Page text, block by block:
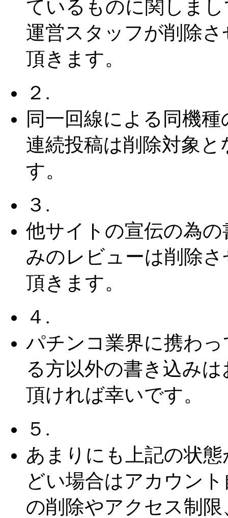
ているものに関しま
運営スタッフが削除さ
頂きます。
２.
同一回線による同機種
連続投稿は削除対象と
す。
３.
他サイトの宣伝の為の
みのレビューは削除さ
頂きます。
４.
パチンコ業界に携わっ
る方以外の書き込みは
頂ければ幸いです。
５.
あまりにも上記の状態
どい場合はアカウント
の削除やアクセス制限